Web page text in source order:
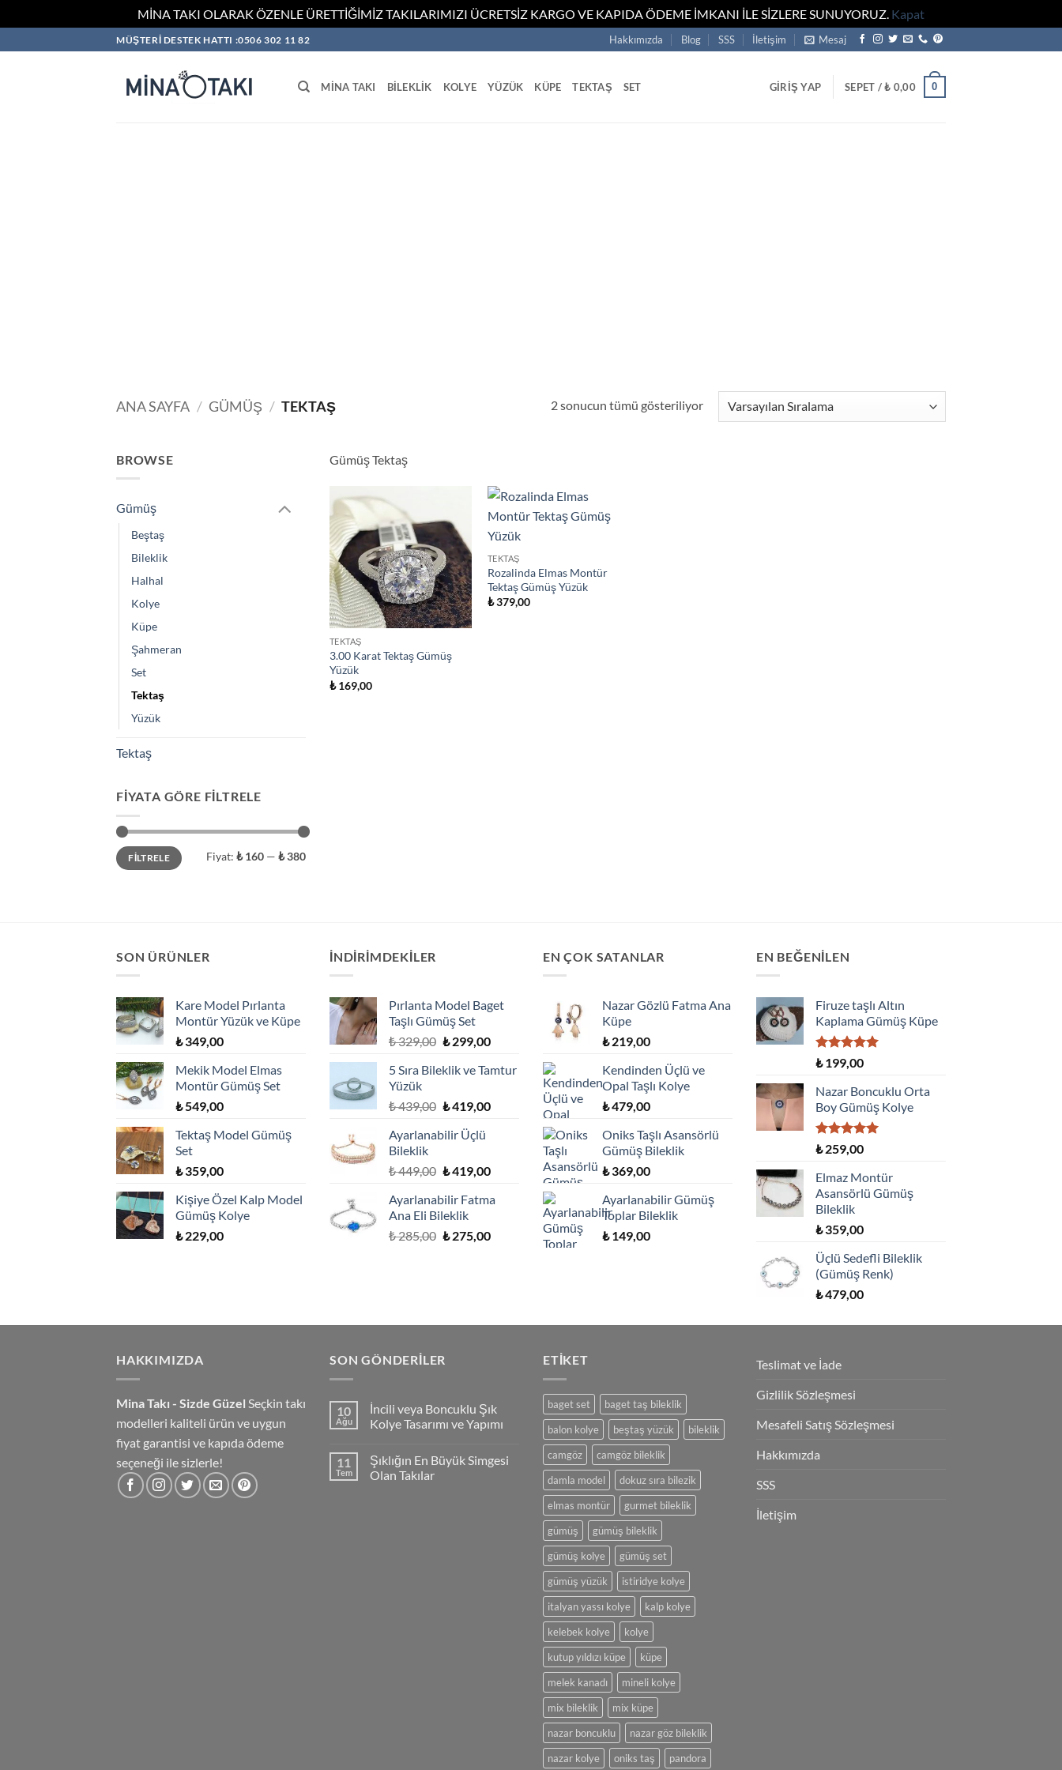
MİNA TAKI OLARAK ÖZENLE ÜRETTİĞİMİZ TAKILARIMIZI ÜCRETSİZ KARGO VE KAPIDA ÖDEME İMKANI İLE SİZLERE SUNUYORUZ. Kapat
atla
MÜŞTERİ DESTEK HATTI :0506 302 11 82 Hakkımızda Blog SSS İletişim Mesaj
MINA TAKI BILEKLIK KOLYE YÜZÜK KÜPE TEKTAŞ SET GIRIŞ YAP SEPET /₺ 0,00 0
ANA SAYFA / GÜMÜŞ / TEKTAŞ 2 sonucun tümü gösteriliyor
BROWSE
Gümüş
Beştaş
Bileklik
Halhal
Kolye
Küpe
Şahmeran
Set
Tektaş
Yüzük
Tektaş
FIYATA GÖRE FILTRELE
En
düşük
fiyat
En
yüksek
fiyat
FILTRELE Fiyat: ₺ 160 — ₺ 380
Gümüş Tektaş
TEKTAŞ
3.00 Karat Tektaş Gümüş
Yüzük
₺169,00
TEKTAŞ
Rozalinda Elmas Montür
Tektaş Gümüş Yüzük
₺379,00
SON ÜRÜNLER
Kare Model Pırlanta
Montür Yüzük ve Küpe
₺349,00
Mekik Model Elmas
Montür Gümüş Set
₺549,00
Tektaş Model Gümüş
Set
₺359,00
Kişiye Özel Kalp Model
Gümüş Kolye
₺229,00
İNDİRİMDEKİLER
Pırlanta Model Baget
Taşlı Gümüş Set
₺329,00 Orijinal
₺ 329,00.
₺299,00Şu
fiyat:
5 Sıra Bileklik ve Tamtur
Yüzük
₺439,00 Orijinal
₺ 439,00.
₺419,00Şu
Ayarlanabilir Üçlü
Bileklik
₺449,00 Orijinal
₺ 449,00.
₺419,00Şu
fiyat:
Ayarlanabilir Fatma
Ana Eli Bileklik
₺285,00 Orijinal
₺275,00Şu
EN ÇOK SATANLAR
Nazar Gözlü Fatma Ana
Küpe
₺219,00
Kendinden Üçlü ve
Opal Taşlı Kolye
₺479,00
Oniks Taşlı Asansörlü
Gümüş Bileklik
₺369,00
Ayarlanabilir Gümüş
Toplar Bileklik
₺149,00
EN BEĞENILEN
Firuze taşlı Altın
Kaplama Gümüş Küpe
5 üzerinden
oy
aldı
₺199,00
Nazar Boncuklu Orta
Boy Gümüş Kolye
5 üzerinden
oy
aldı
₺259,00
Elmaz Montür
Asansörlü Gümüş
Bileklik
₺359,00
Üçlü Sedefli Bileklik
(Gümüş Renk)
₺479,00
HAKKIMIZDA
Mina Takı - Sizde Güzel Seçkin takı
modelleri kaliteli ürün ve uygun
fiyat garantisi ve kapıda ödeme
seçeneği ile sizlerle!
SON GÖNDERILER
10
Ağu
İncili veya Boncuklu Şık
Kolye Tasarımı ve Yapımı
İncili
veya
Boncuklu
11
Tem
Şıklığın En Büyük Simgesi
Olan Takılar
ETIKET
baget set
baget taş bileklik
balon kolye
beştaş yüzük
bileklik
camgöz
camgöz bileklik
damla model
dokuz sıra bilezik
elmas montür
gurmet bileklik
gümüş
gümüş bileklik
gümüş kolye
gümüş set
gümüş yüzük
istiridye kolye
italyan yassı kolye
kalp kolye
kelebek kolye
kolye
kutup yıldızı küpe
küpe
melek kanadı
mineli kolye
mix bileklik
mix küpe
nazar boncuklu
nazar göz bileklik
nazar kolye
oniks taş
pandora
Teslimat ve İade
Gizlilik Sözleşmesi
Mesafeli Satış Sözleşmesi
Hakkımızda
SSS
İletişim